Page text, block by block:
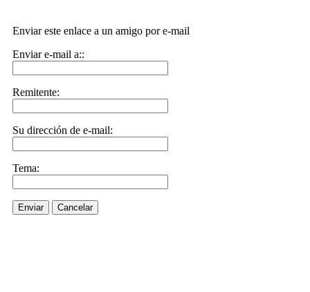
Enviar este enlace a un amigo por e-mail
Enviar e-mail a::
Remitente:
Su dirección de e-mail:
Tema:
Enviar Cancelar